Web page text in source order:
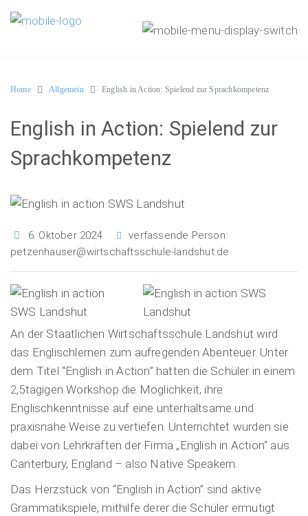
Home Allgemein English in Action: Spielend zur Sprachkompetenz
English in Action: Spielend zur
Sprachkompetenz
6. Oktober 2024
verfassende Person:
petzenhauser@wirtschaftsschule-landshut.de
An der Staatlichen Wirtschaftsschule Landshut wird
das Englischlernen zum aufregenden Abenteuer. Unter
dem Titel “English in Action” hatten die Schüler in einem
2,5tägigen Workshop die Möglichkeit, ihre
Englischkenntnisse auf eine unterhaltsame und
praxisnahe Weise zu vertiefen. Unterrichtet wurden sie
dabei von Lehrkräften der Firma „English in Action“ aus
Canterbury, England – also Native Speakern.
Das Herzstück von “English in Action” sind aktive
Grammatikspiele, mithilfe derer die Schüler ermutigt